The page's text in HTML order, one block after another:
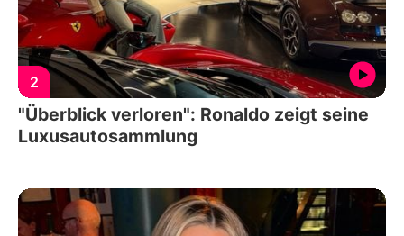
2
"Überblick verloren": Ronaldo zeigt seine
Luxusautosammlung